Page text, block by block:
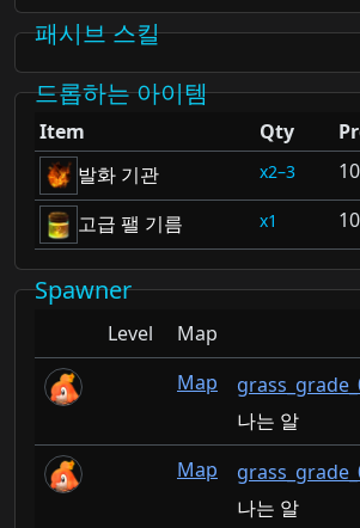
패시브 스킬
드롭하는 아이템
Item Qty
발화 기관
2–3
고급 팰 기름
1
Spawner
Level
Map
Map
나는 알
Map
나는 알